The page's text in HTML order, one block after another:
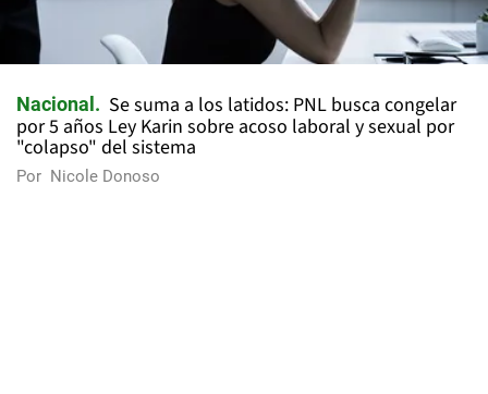
Nacional
Se suma a los latidos: PNL busca congelar
por 5 años Ley Karin sobre acoso laboral y sexual por
"colapso" del sistema
Por Nicole Donoso